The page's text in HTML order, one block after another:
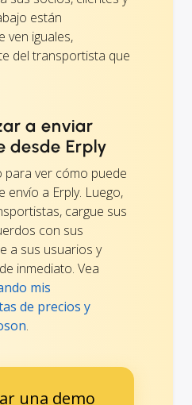
están
ven iguales,
del transportista que
a enviar
desde Erply
para ver cómo puede
envío a Erply. Luego,
cargue sus
con sus
a sus usuarios y
inmediato. Vea
mis
de precios y
.
una demo